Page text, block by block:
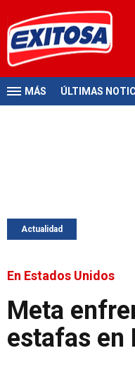
MÁS ÚLTIMAS
Actualidad
En Estados Unidos
Meta
estafas en